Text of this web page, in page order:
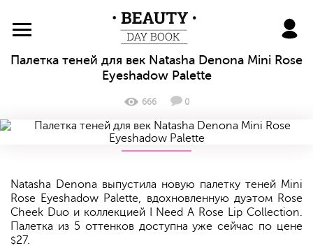
BeautyDayBook
Палетка теней для век Natasha Denona Mini Rose
Eyeshadow Palette
666 0
Natasha Denona выпустила новую палетку теней Mini
Rose Eyeshadow Palette, вдохновленную дуэтом Rose
Cheek Duo и коллекцией I Need A Rose Lip Collection.
Палетка из 5 оттенков доступна уже сейчас по цене
$27.